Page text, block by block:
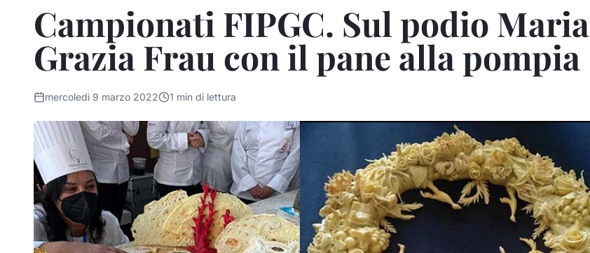
Campionati FIPGC. Sul podio Maria
Grazia Frau con il pane alla pompia
mercoledì 9 marzo 2022 1 min di lettura